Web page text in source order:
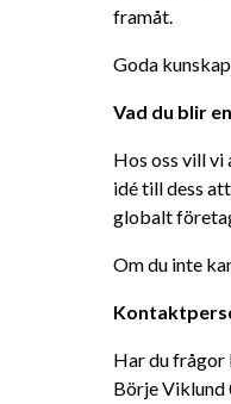
framåt.
Goda
Vad du blir
Hos oss vill
idé till dess
globalt
Om du inte
Har du frågor
Börje